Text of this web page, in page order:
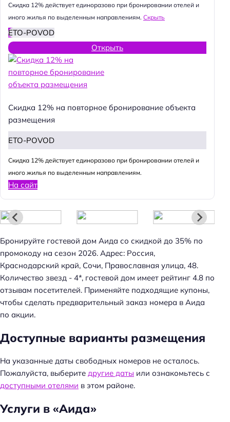
Cкидка 12% действует единоразово при бронировании отелей и
иного жилья по выделенным направлениям. Скрыть
ETO-POVOD
Открыть
Скидка 12% на повторное бронирование объекта
размещения
ETO-POVOD
Cкидка 12% действует единоразово при бронировании отелей и
иного жилья по выделенным направлениям.
На сайт
Бронируйте гостевой дом Аида со скидкой до 35% по
промокоду на сезон 2026. Адрес: Россия,
Краснодарский край, Сочи, Православная улица, 48.
Количество звезд - 4*, гостевой дом имеет рейтинг 4.8 по
отзывам посетителей. Применяйте подходящие купоны,
чтобы сделать предварительный заказ номера в Аида
по акции.
Доступные варианты размещения
На указанные даты свободных номеров не осталось.
Пожалуйста, выберите другие даты или ознакомьтесь с
доступными отелями в этом районе.
Услуги в «Аида»
а
й
т
: